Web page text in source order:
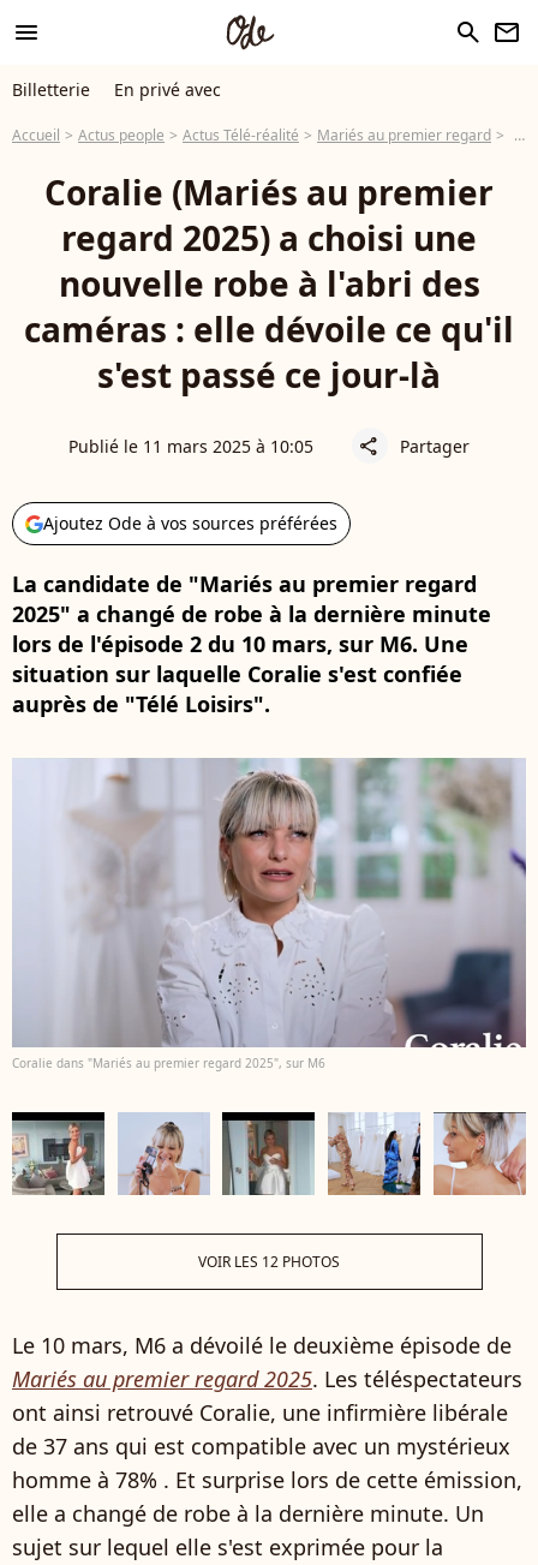
menu search newsletter
Billetterie En privé avec
Accueil Actus people Actus Télé-réalité Mariés au premier regard
Coralie (Mariés au premier
regard 2025) a choisi une
nouvelle robe à l'abri des
caméras : elle dévoile ce qu'il
s'est passé ce jour-là
Publié le 11 mars 2025 à 10:05 share Partager
Ajoutez Ode à vos sources préférées
La candidate de "Mariés au premier regard
2025" a changé de robe à la dernière minute
lors de l'épisode 2 du 10 mars, sur M6. Une
situation sur laquelle Coralie s'est confiée
auprès de "Télé Loisirs".
Coralie dans "Mariés au premier regard 2025", sur M6
VOIR LES 12 PHOTOS
Le 10 mars, M6 a dévoilé le deuxième épisode de
Mariés au premier regard 2025. Les téléspectateurs
ont ainsi retrouvé Coralie, une infirmière libérale
de 37 ans qui est compatible avec un mystérieux
homme à 78% . Et surprise lors de cette émission,
elle a changé de robe à la dernière minute. Un
sujet sur lequel elle s'est exprimée pour la